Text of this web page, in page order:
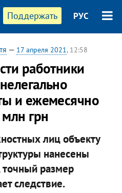
Поддержать РУС
— 17 апреля 2021, 12:58
работники
и ежемесячно
грн
лиц объекту
нанесены
размер
следствие.